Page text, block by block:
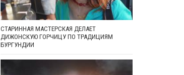
СТАРИННАЯ МАСТЕРСКАЯ ДЕЛАЕТ
ДИЖОНСКУЮ ГОРЧИЦУ ПО ТРАДИЦИЯМ
БУРГУНДИИ